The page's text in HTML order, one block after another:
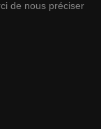
de nous préciser